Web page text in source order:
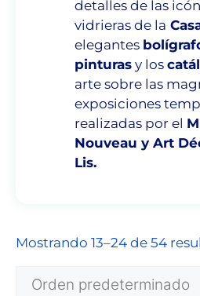
detalles de las
vidrieras de la
elegantes
pinturas y los
arte sobre las
exposiciones
realizadas por el
Nouveau y Art
Lis.
Mostrando 13–24 de 54